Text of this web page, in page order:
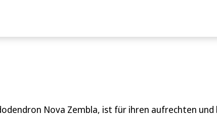
Nova Zembla, ist für ihren aufrechten